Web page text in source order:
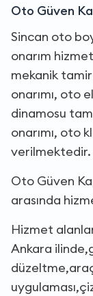
Oto Güven
Sincan oto
onarım
mekanik
onarımı, oto
dinamosu
onarımı, oto
verilmektedir.
Oto Güven
arasında
Hizmet
Ankara